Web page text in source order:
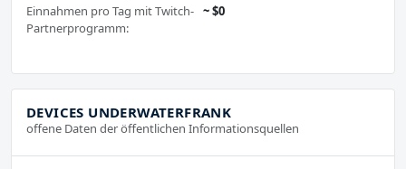
Einnahmen pro Tag mit Twitch-
Partnerprogramm:
~ $0
DEVICES UNDERWATERFRANK
offene Daten der öffentlichen Informationsquellen